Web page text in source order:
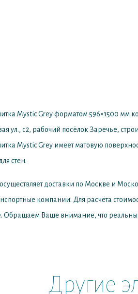
Mystic Grey форматом 596×1500 мм
ул., с2, рабочий посёлок Заречье,
Mystic Grey имеет матовую
стен.
доставки по Москве и
компании. Для расчёта
Обращаем Ваше внимание, что
Другие